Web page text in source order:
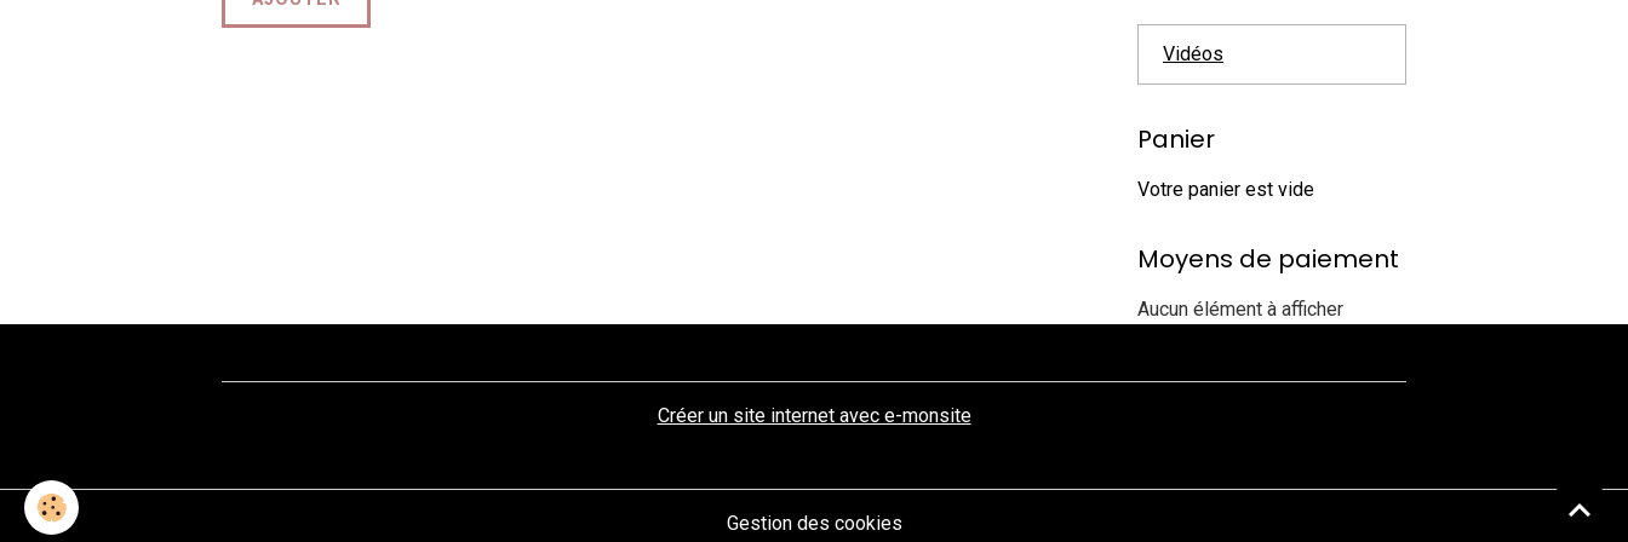
Vidéos
Panier
Votre panier est vide
Moyens de paiement
Aucun élément à afficher
Créer un site internet avec e-monsite
Gestion des cookies